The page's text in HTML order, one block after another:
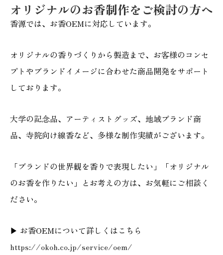
オリジナルのお香制作をご検討の方へ
香源では、お香OEMに対応しています。
オリジナルの香りづくりから製造まで、お客様のコンセ
プトやブランドイメージに合わせた商品開発をサポート
しております。
大学の記念品、アーティストグッズ、地域ブランド商
品、寺院向け線香など、多様な制作実績がございます。
「ブランドの世界観を香りで表現したい」「オリジナル
のお香を作りたい」とお考えの方は、お気軽にご相談く
ださい。
▶ お香OEMについて詳しくはこちら
https://okoh.co.jp/service/oem/